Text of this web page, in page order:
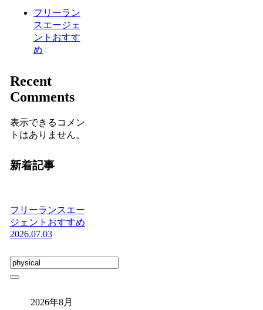
フリーラン
スエージェ
ントおすす
め
Recent
Comments
表示できるコメン
トはありません。
新着記事
フリーランスエー
ジェントおすすめ
2026.07.03
2026年8月